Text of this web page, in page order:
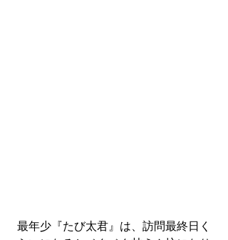
最年少『たび太君』は、訪問最終日く